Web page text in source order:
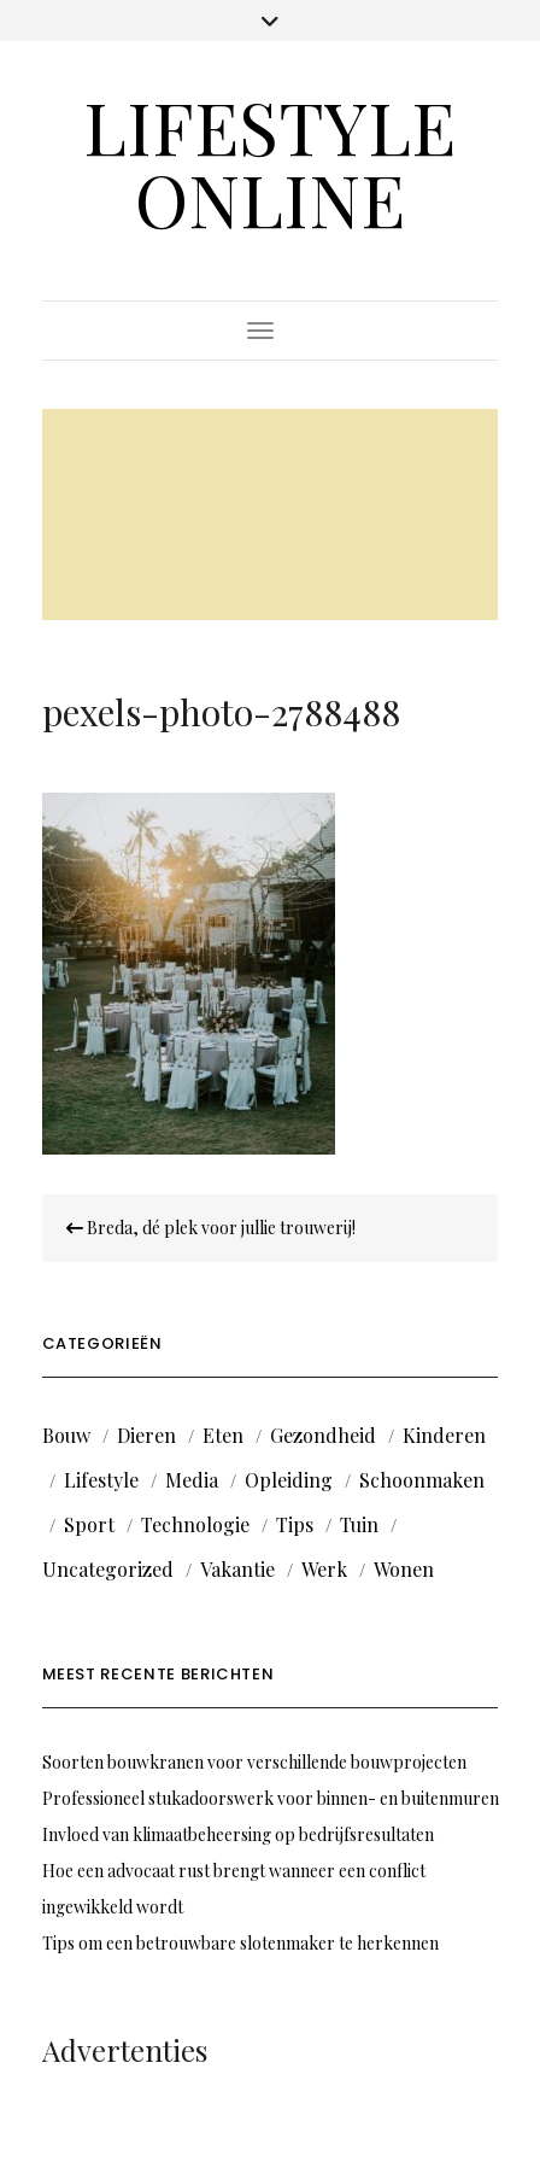
LIFESTYLE
ONLINE
Toggle Navigation
pexels-photo-2788488
navigatie
Breda, dé plek voor jullie trouwerij!
CATEGORIEËN
Bouw Dieren Eten Gezondheid
Kinderen
Lifestyle
Media Opleiding
Schoonmaken
Sport
Technologie Tips
Tuin
Uncategorized
Vakantie Werk Wonen
MEEST RECENTE BERICHTEN
Soorten bouwkranen voor verschillende bouwprojecten
Professioneel stukadoorswerk voor binnen- en buitenmuren
Invloed van klimaatbeheersing op bedrijfsresultaten
Hoe een advocaat rust brengt wanneer een conflict
ingewikkeld wordt
Tips om een betrouwbare slotenmaker te herkennen
Advertenties